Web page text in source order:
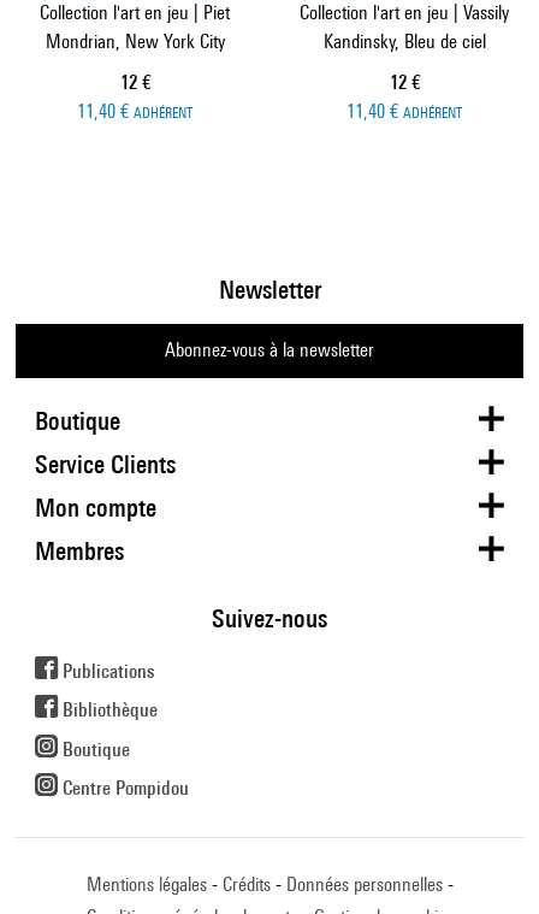
Collection l'art en jeu | Piet
Mondrian, New York City
Prix ​​actuel
12 €
11,40 € ADHÉRENT
Collection l'art en jeu | Vassily
Kandinsky, Bleu de ciel
Prix ​​actuel
12 €
11,40 € ADHÉRENT
Boutique
Newsletter
Abonnez-vous à la newsletter
Service Clients
Mon compte
Membres
Suivez-nous
Publications
Bibliothèque
Boutique
Centre Pompidou
Mentions légales Crédits
Données personnelles